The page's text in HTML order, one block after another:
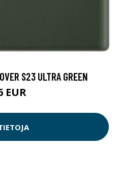
S23 ULTRA GREEN
EUR